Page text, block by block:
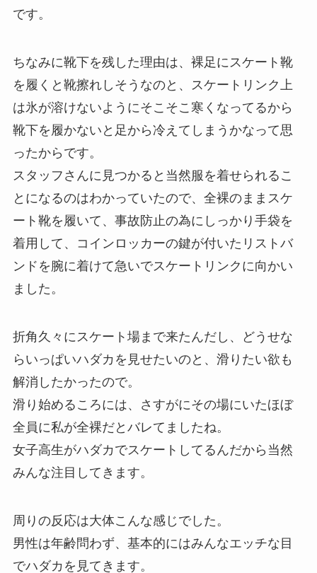
です。
ちなみに靴下を残した理由は、裸足にスケート靴
を履くと靴擦れしそうなのと、スケートリンク上
は氷が溶けないようにそこそこ寒くなってるから
靴下を履かないと足から冷えてしまうかなって思
ったからです。
スタッフさんに見つかると当然服を着せられるこ
とになるのはわかっていたので、全裸のままスケ
ート靴を履いて、事故防止の為にしっかり手袋を
着用して、コインロッカーの鍵が付いたリストバ
ンドを腕に着けて急いでスケートリンクに向かい
ました。
折角久々にスケート場まで来たんだし、どうせな
らいっぱいハダカを見せたいのと、滑りたい欲も
解消したかったので。
滑り始めるころには、さすがにその場にいたほぼ
全員に私が全裸だとバレてましたね。
女子高生がハダカでスケートしてるんだから当然
みんな注目してきます。
周りの反応は大体こんな感じでした。
男性は年齢問わず、基本的にはみんなエッチな目
でハダカを見てきます。